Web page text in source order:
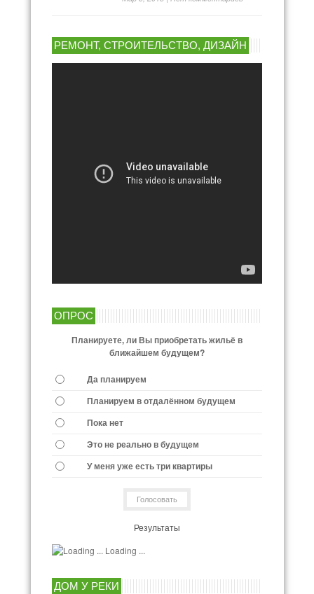
РЕМОНТ, СТРОИТЕЛЬСТВО, ДИЗАЙН
ОПРОС
Планируете, ли Вы приобретать жильё в
ближайшем будущем?
Да планируем
Планируем в отдалённом будущем
Пока нет
Это не реально в будущем
У меня уже есть три квартиры
Результаты
Loading ...
ДОМ У РЕКИ